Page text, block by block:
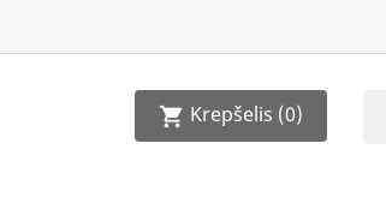
shopping_cart Krepšelis (0)